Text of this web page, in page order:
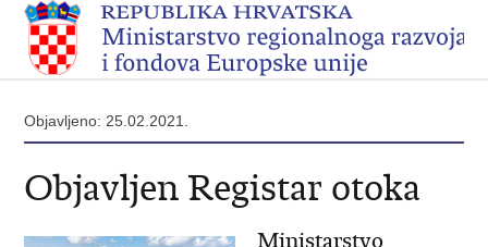
Objavljeno: 25.02.2021.
Objavljen Registar otoka
Ministarstvo